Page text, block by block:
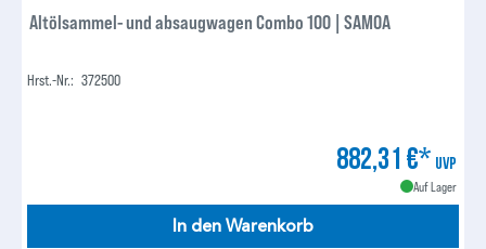
Altölsammel- und absaugwagen Combo 100 | SAMOA
Hrst.-Nr.: 372500
882,31 €* UVP
Auf Lager
In den Warenkorb